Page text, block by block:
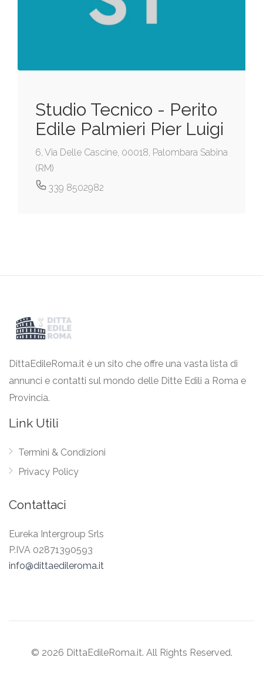
Studio Tecnico - Perito
Edile Palmieri Pier Luigi
6, Via Delle Cascine, 00018, Palombara Sabina
(RM)
339 8502982
DittaEdileRoma.it è un sito che offre una vasta lista di
annunci e contatti sul mondo delle Ditte Edili a Roma e
Provincia.
Link Utili
Termini & Condizioni
Privacy Policy
Contattaci
Eureka Intergroup Srls
P.IVA 02871390593
info@dittaedileroma.it
© 2026 DittaEdileRoma.it. All Rights Reserved.